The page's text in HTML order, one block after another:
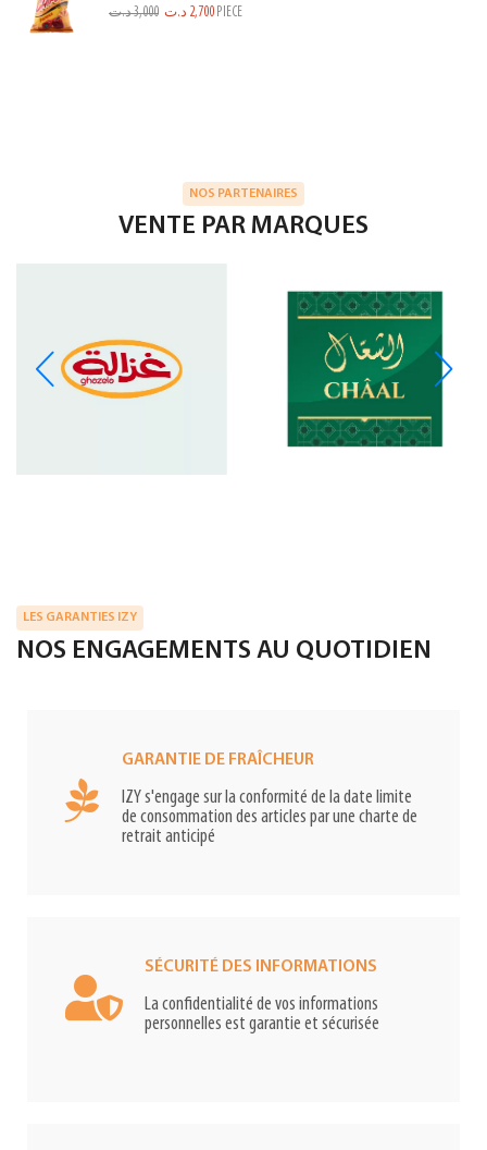
3,000د.ت 2,700 د.ت PIECE
NOS PARTENAIRES
VENTE PAR MARQUES
LES GARANTIES IZY
NOS ENGAGEMENTS AU QUOTIDIEN
GARANTIE DE FRAÎCHEUR
IZY s'engage sur la conformité de la date limite
de consommation des articles par une charte de
retrait anticipé
SÉCURITÉ DES INFORMATIONS
La confidentialité de vos informations
personnelles est garantie et sécurisée